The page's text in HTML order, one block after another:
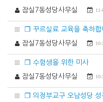
잠실7동성당사무실
11-
❐ 꾸르실료 교육을 축하합
잠실7동성당사무실
10-
❐ 수험생을 위한 미사
잠실7동성당사무실
10-
❐ 의정부교구 오남성당 성